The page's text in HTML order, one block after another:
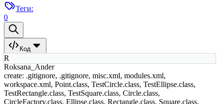
Теги:
0
Код
R
Roksana_Ander
create: .gitignore, .gitignore, misc.xml, modules.xml,
workspace.xml, Point.class, TestCircle.class, TestEllipse.class,
TestRectangle.class, TestSquare.class, Circle.class,
CircleFactory.class, Ellipse.class, Rectangle.class, Square.class,